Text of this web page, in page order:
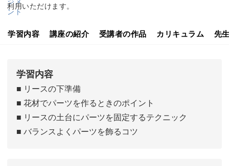
利用いただけます。
学習内容 講座の紹介 受講者の作品 カリキュラム 先
学習内容
■ リースの下準備
■ 花材でパーツを作るときのポイント
■ リースの土台にパーツを固定するテクニック
■ バランスよくパーツを飾るコツ